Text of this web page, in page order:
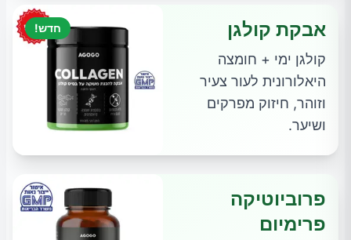
חדש! אבקת קולגן
קולגן ימי + חומצה
היאלורונית לעור צעיר
וזוהר, חיזוק מפרקים
ושיער.
פרוביוטיקה
פרימיום